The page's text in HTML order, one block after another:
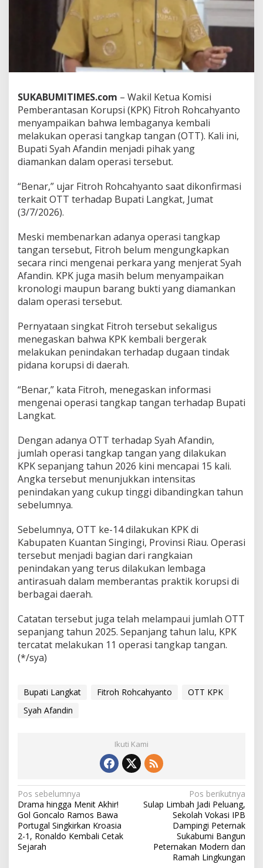
d
n
e
r
r
i
n
g
O
T
T
P
K
d
i
O
p
e
r
a
i
T
a
n
g
a
p
T
g
a
n
K
e
-
S
e
p
a
n
j
2
0
2
SUKABUMITIMES.com – Wakil Ketua Komisi
Pemberantasan Korupsi (KPK) Fitroh Rohcahyanto
menyampaikan bahwa lembaganya kembali
melakukan operasi tangkap tangan (OTT). Kali ini,
Bupati Syah Afandin menjadi pihak yang
diamankan dalam operasi tersebut.
“Benar,” ujar Fitroh Rohcahyanto saat dikonfirmasi
terkait OTT terhadap Bupati Langkat, Jumat
(3/7/2026).
Meski membenarkan adanya operasi tangkap
tangan tersebut, Fitroh belum mengungkapkan
secara rinci mengenai perkara yang menjerat Syah
Afandin. KPK juga masih belum menyampaikan
kronologi maupun barang bukti yang diamankan
dalam operasi tersebut.
Pernyataan singkat Fitroh tersebut sekaligus
menegaskan bahwa KPK kembali bergerak
melakukan penindakan terhadap dugaan tindak
pidana korupsi di daerah.
“Benar,” kata Fitroh, menegaskan informasi
mengenai operasi tangkap tangan terhadap Bupati
Langkat.
Dengan adanya OTT terhadap Syah Afandin,
jumlah operasi tangkap tangan yang dilakukan
KPK sepanjang tahun 2026 kini mencapai 15 kali.
Angka tersebut menunjukkan intensitas
penindakan yang cukup tinggi dibandingkan tahun
sebelumnya.
Sebelumnya, OTT ke-14 dilakukan KPK di
Kabupaten Kuantan Singingi, Provinsi Riau. Operasi
tersebut menjadi bagian dari rangkaian
penindakan yang terus dilakukan lembaga
antirasuah dalam memberantas praktik korupsi di
berbagai daerah.
Catatan tersebut juga telah melampaui jumlah OTT
sepanjang tahun 2025. Sepanjang tahun lalu, KPK
tercatat melakukan 11 operasi tangkap tangan.
(*/sya)
Bupati Langkat Fitroh Rohcahyanto
OTT KPK
Syah Afandin
Ikuti Kami
N
a
v
i
Pos sebelumnya
Drama hingga Menit Akhir!
Gol Goncalo Ramos Bawa
Portugal Singkirkan Kroasia
2-1, Ronaldo Kembali Cetak
Sejarah
Pos berikutnya
Sulap Limbah Jadi Peluang,
Sekolah Vokasi IPB
Dampingi Peternak
Sukabumi Bangun
Peternakan Modern dan
Ramah Lingkungan